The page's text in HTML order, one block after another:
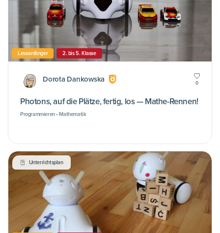
Leseanfänger 2. bis 5. Klasse
Dorota Dankowska 0
Photons, auf die Plätze, fertig, los — Mathe-Rennen!
Programmieren • Mathematik
Unterrichtsplan